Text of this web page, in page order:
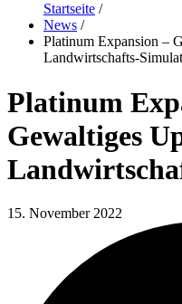
Startseite /
News /
Platinum Expansion –
Landwirtschafts-
Platinum
Gewaltiges
15. November 2022